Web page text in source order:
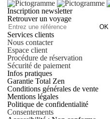
Inscription newsletter
Retrouver un voyage
OK
Services clients
Nous contacter
Espace client
Procédure de réservation
Sécurité de paiement
Infos pratiques
Garantie Total Zen
Conditions générales de vente
Mentions légales
Politique de confidentialité
Consentements